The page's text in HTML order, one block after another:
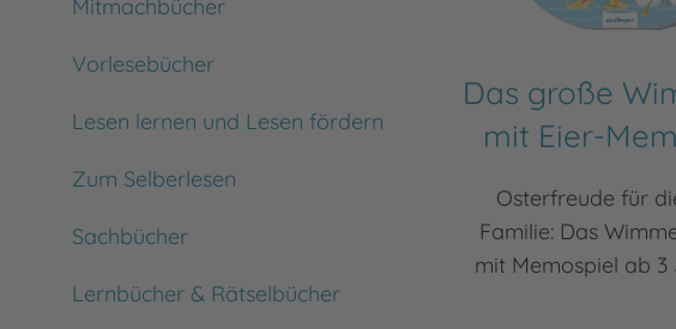
Mitmachbücher
Vorlesebücher
Lesen lernen und Lesen fördern
Zum Selberlesen
Sachbücher
Lernbücher & Rätselbücher
Das große
mit Eier-
Osterfreude für
Familie: Das
mit Memospiel ab 3